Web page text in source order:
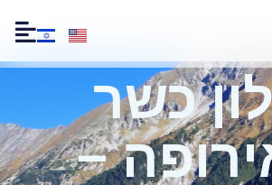
כשר
–